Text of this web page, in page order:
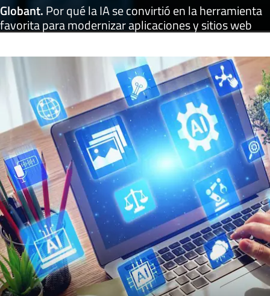
Globant.Por qué la IA se convirtió en la herramienta
favorita para modernizar aplicaciones y sitios web